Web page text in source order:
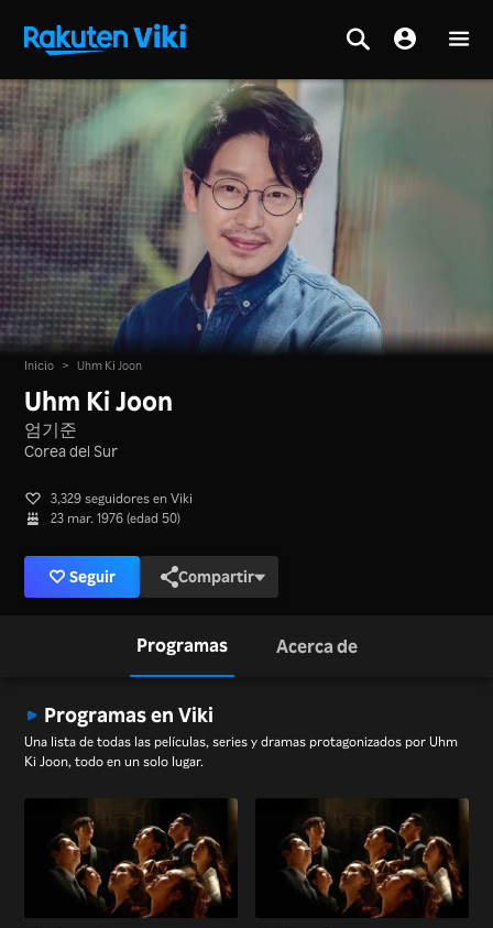
Inicio > Uhm Ki Joon
Uhm Ki Joon
엄기준
Corea del Sur
3,329 seguidores en Viki
23 mar. 1976 (edad 50)
Seguir Compartir
Programas Acerca de
Programas en Viki
Una lista de todas las películas, series y dramas protagonizados por Uhm
Ki Joon, todo en un solo lugar.